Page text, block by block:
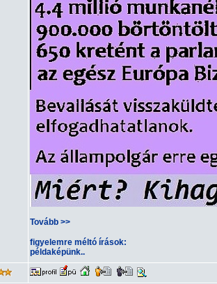
Tovább >>
figyelemre méltó írások:
példaképünk..